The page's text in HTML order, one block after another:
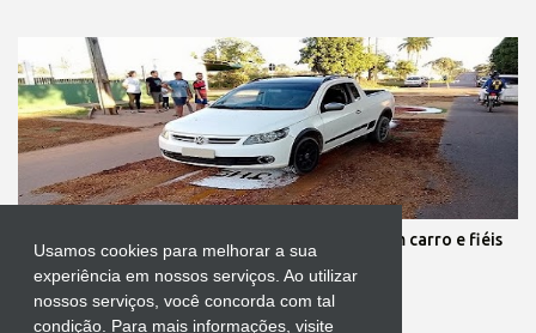
Usamos cookies para melhorar a sua
experiência em nossos serviços. Ao utilizar
nossos serviços, você concorda com tal
condição. Para mais informações, visite
Protestante destrói tapete de Corpus Christi com carro e fiéis
se revoltam